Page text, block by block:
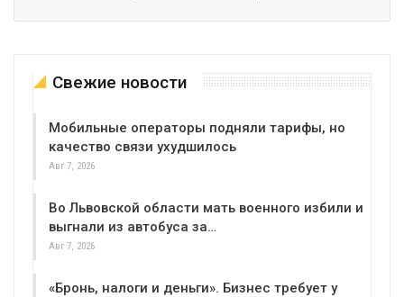
Свежие новости
Мобильные операторы подняли тарифы, но
качество связи ухудшилось
Авг 7, 2026
Во Львовской области мать военного избили и
выгнали из автобуса за…
Авг 7, 2026
«Бронь, налоги и деньги». Бизнес требует у